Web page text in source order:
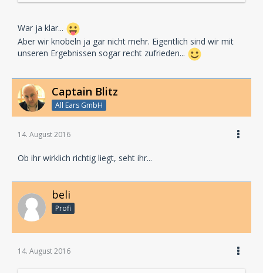
War ja klar...
Aber wir knobeln ja gar nicht mehr. Eigentlich sind wir mit
unseren Ergebnissen sogar recht zufrieden...
Captain Blitz
All Ears GmbH
14. August 2016
Ob ihr wirklich richtig liegt, seht ihr...
beli
Profi
14. August 2016